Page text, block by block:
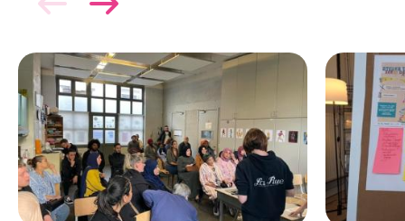
Afbeelding Afbeelding